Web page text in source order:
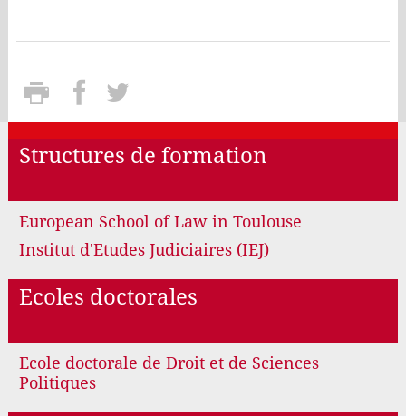
Structures de formation
European School of Law in Toulouse
Institut d'Etudes Judiciaires (IEJ)
Ecoles doctorales
Ecole doctorale de Droit et de Sciences
Politiques